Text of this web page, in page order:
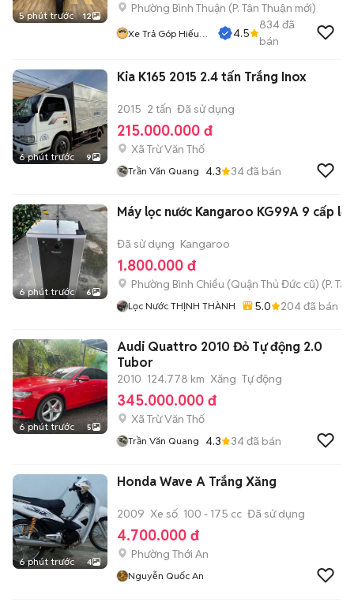
5 phút trước 12
Phường Bình Thuận (P. Tân Thuận mới)
Xe Trả Góp Hiếu
4.5
834đã
bán
6 phút trước 9
Kia K165 2015 2.4 tấn Trắng Inox
2015 2 tấn Đã sử dụng
215.000.000 đ
Xã Trừ Văn Thố
Trần Văn Quang 4.3 34đã bán
6 phút trước 6
Máy lọc nước Kangaroo KG99A 9 cấp
Đã sử dụng Kangaroo
1.800.000 đ
Phường Bình Chiểu (Quận Thủ Đức cũ) (P.
Lọc Nước THỊNH THÀNH 5.0 204đã bán
6 phút trước 5
Audi Quattro 2010 Đỏ Tự động 2.0
Tubor
2010 124.778 km Xăng Tự động
345.000.000 đ
Xã Trừ Văn Thố
Trần Văn Quang 4.3 34đã bán
6 phút trước 4
Honda Wave A Trắng Xăng
2009 Xe số 100 - 175 cc Đã sử dụng
4.700.000 đ
Phường Thới An
Nguyễn Quốc An